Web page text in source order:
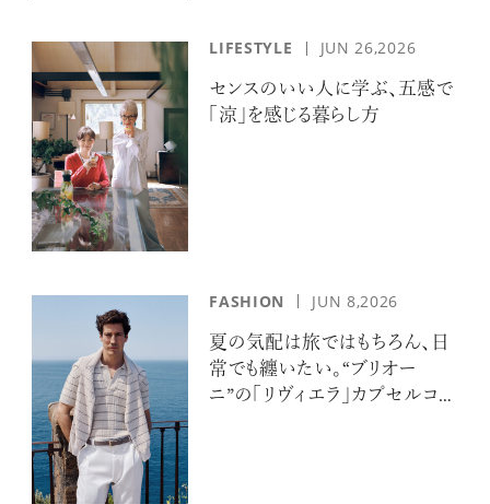
LIFESTYLE JUN 26,2026
センスのいい人に学ぶ、五感で
「涼」を感じる暮らし方
FASHION JUN 8,2026
夏の気配は旅ではもちろん、日
常でも纏いたい。“ブリオー
ニ”の「リヴィエラ」カプセルコレ